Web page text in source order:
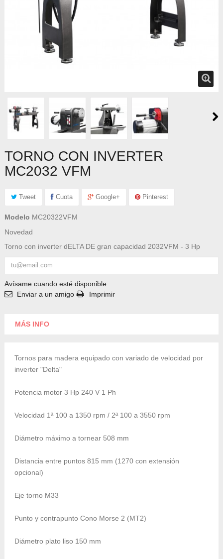
TORNO CON INVERTER
MC2032 VFM
Tweet Cuota Google+ Pinterest
Modelo MC20322VFM
Novedad
Torno con inverter dELTA DE gran capacidad 2032VFM - 3 Hp
Avísame cuando esté disponible
Enviar a un amigo
Imprimir
MÁS INFO
Tornos para madera equipado con variado de velocidad por
inverter "Delta"
Potencia motor 3 Hp 240 V 1 Ph
Velocidad 1ª 100 a 1350 rpm / 2ª 100 a 3550 rpm
Diámetro máximo a tornear 508 mm
Distancia entre puntos 815 mm (1270 con extensión
opcional)
Eje torno M33
Punto y contrapunto Cono Morse 2 (MT2)
Diámetro plato liso 150 mm